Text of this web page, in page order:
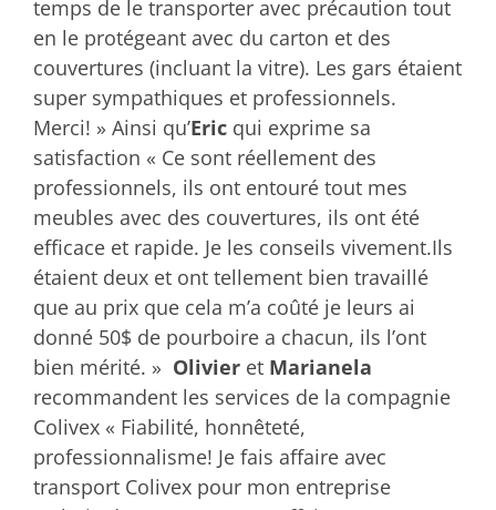
temps de le transporter avec précaution tout
en le protégeant avec du carton et des
couvertures (incluant la vitre). Les gars étaient
super sympathiques et professionnels.
Merci! » Ainsi qu’Eric qui exprime sa
satisfaction « Ce sont réellement des
professionnels, ils ont entouré tout mes
meubles avec des couvertures, ils ont été
efficace et rapide. Je les conseils vivement.Ils
étaient deux et ont tellement bien travaillé
que au prix que cela m’a coûté je leurs ai
donné 50$ de pourboire a chacun, ils l’ont
bien mérité. » Olivier et Marianela
recommandent les services de la compagnie
Colivex « Fiabilité, honnêteté,
professionnalisme! Je fais affaire avec
transport Colivex pour mon entreprise